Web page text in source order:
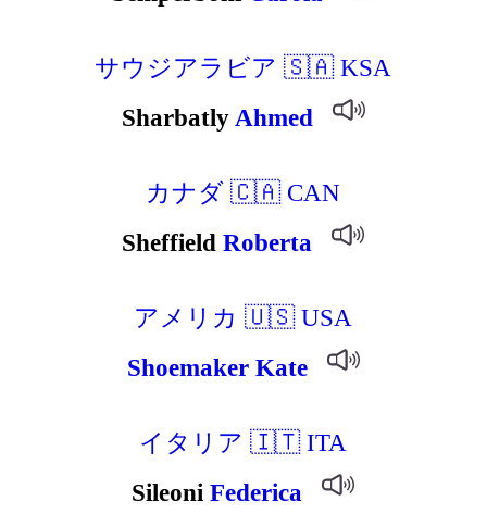
サウジアラビア 🇸🇦 KSA
Sharbatly Ahmed
カナダ 🇨🇦 CAN
SheffieldRoberta
アメリカ 🇺🇸 USA
Shoemaker Kate
イタリア 🇮🇹 ITA
SileoniFederica